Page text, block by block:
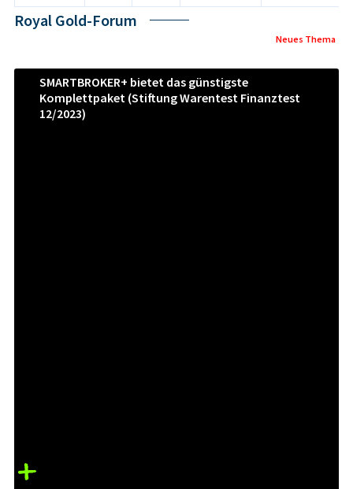
Royal Gold-Forum
Neues Thema
SMARTBROKER+ bietet das günstigste
Komplettpaket (Stiftung Warentest Finanztest
12/2023)